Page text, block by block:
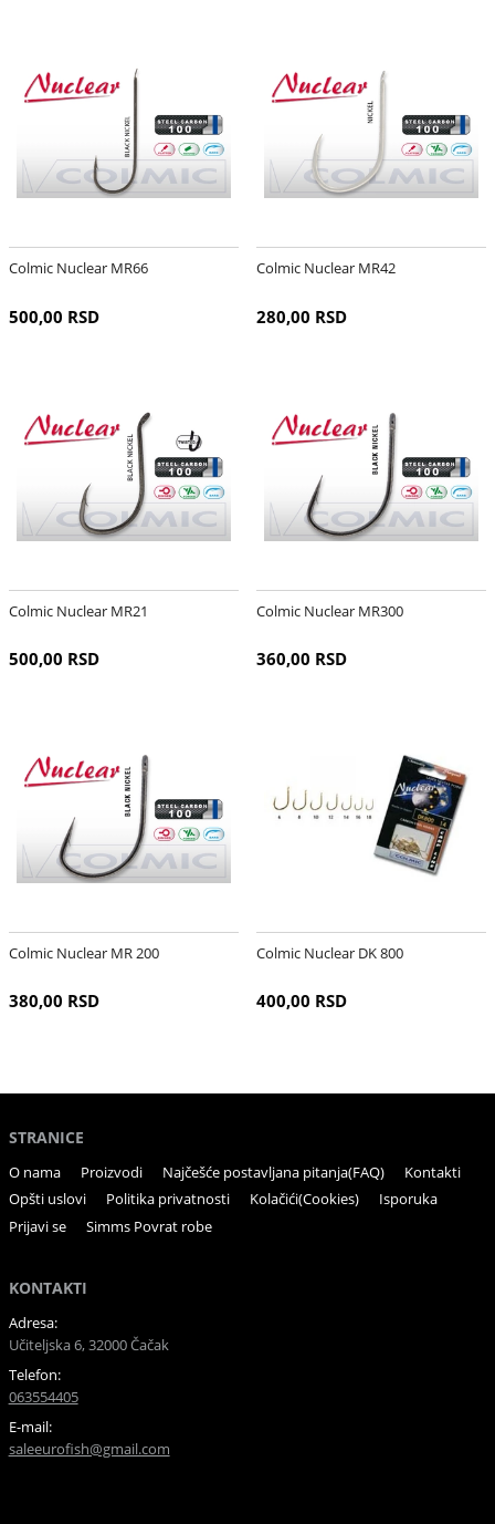
Colmic Nuclear MR66
500,00 RSD
Colmic Nuclear MR42
280,00 RSD
Colmic Nuclear MR21
500,00 RSD
Colmic Nuclear MR300
360,00 RSD
Colmic Nuclear MR 200
380,00 RSD
Colmic Nuclear DK 800
400,00 RSD
STRANICE
O nama Proizvodi Najčešće postavljana pitanja(FAQ)
Kontakti
Opšti uslovi
Politika privatnosti Kolačići(Cookies)
Isporuka
Prijavi se
Simms Povrat robe
KONTAKTI
Adresa:
Učiteljska 6, 32000 Čačak
Telefon:
063554405
E-mail:
saleeurofish@gmail.com